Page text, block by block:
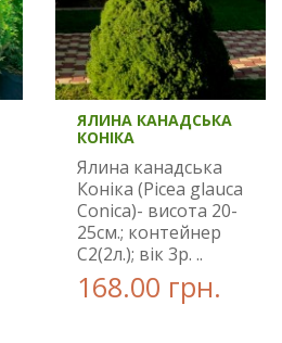
ЯЛИНА КАНАДСЬКА
КОНІКА
Ялина канадська
Коніка (Picea glauca
Conica)- висота 20-
25см.; контейнер
С2(2л.); вік 3р. ..
168.00 грн.